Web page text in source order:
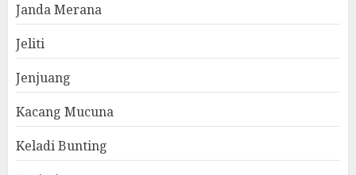
Janda Merana
Jeliti
Jenjuang
Kacang Mucuna
Keladi Bunting